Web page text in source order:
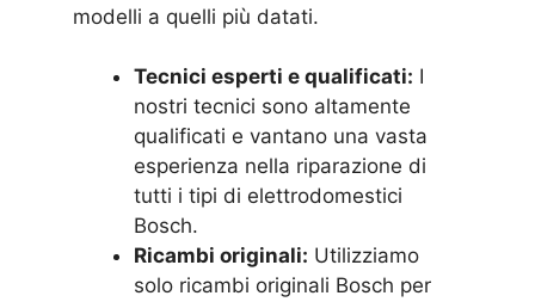
modelli a quelli più datati.
Tecnici esperti e qualificati: I
nostri tecnici sono altamente
qualificati e vantano una vasta
esperienza nella riparazione di
tutti i tipi di elettrodomestici
Bosch.
Ricambi originali: Utilizziamo
solo ricambi originali Bosch per